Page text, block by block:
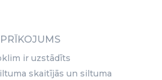
ir uzstādīts
skaitījās un siltuma